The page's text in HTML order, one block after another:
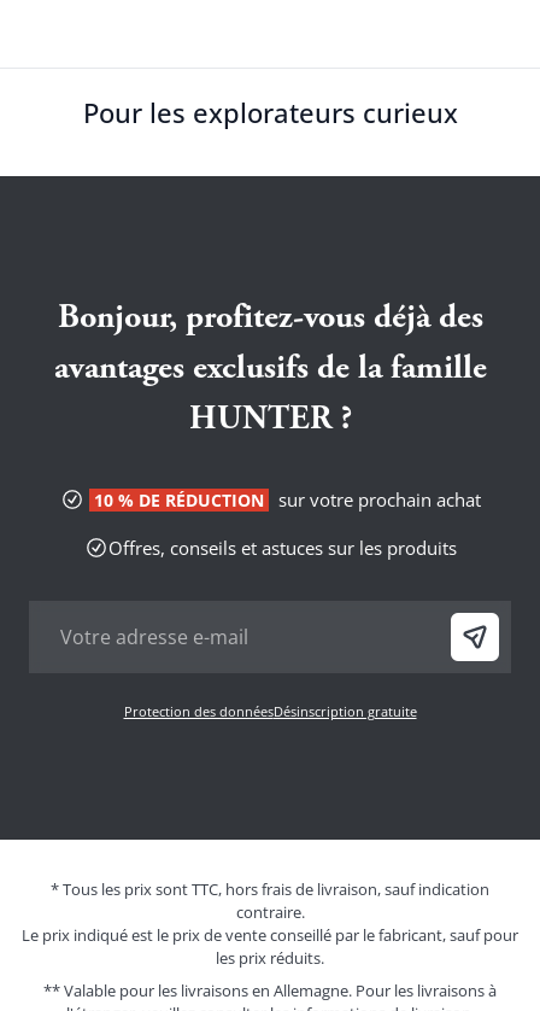
Pour les explorateurs curieux
Bonjour, profitez-vous déjà des
avantages exclusifs de la famille
HUNTER ?
10 % DE RÉDUCTION
sur votre prochain achat
Offres, conseils et astuces sur les produits
Protection des donnéesDésinscription gratuite
* Tous les prix sont TTC, hors frais de livraison, sauf indication
contraire.
Le prix indiqué est le prix de vente conseillé par le fabricant, sauf pour
les prix réduits.
** Valable pour les livraisons en Allemagne. Pour les livraisons à